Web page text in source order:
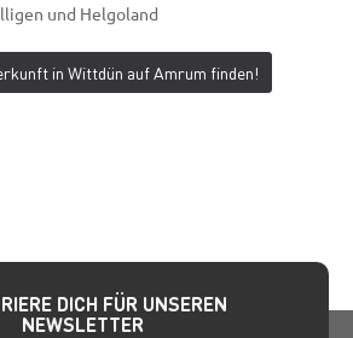
und Helgoland
in Wittdün auf Amrum finden!
DICH FÜR UNSEREN
NEWSLETTER